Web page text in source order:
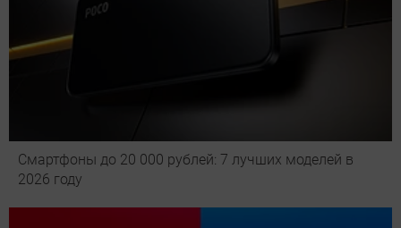
Смартфоны до 20 000 рублей: 7 лучших моделей в
2026 году